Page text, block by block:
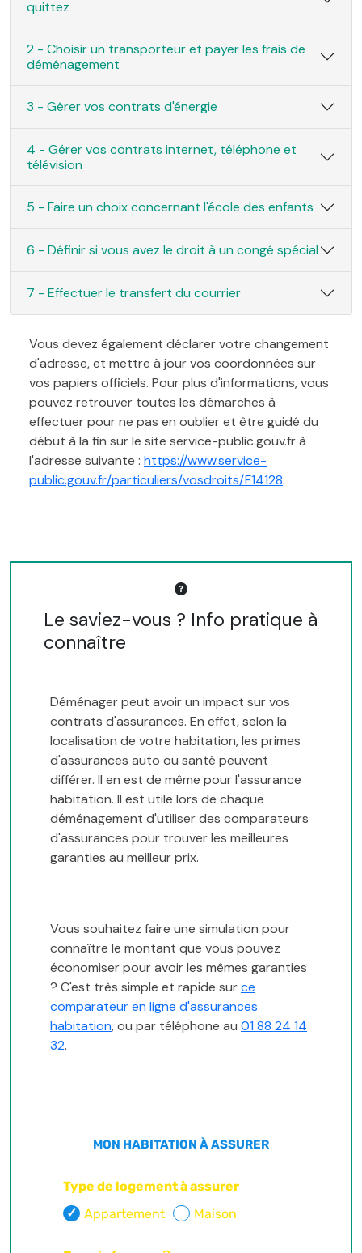
quittez
2 - Choisir un transporteur et payer les frais de
déménagement
3 - Gérer vos contrats d'énergie
4 - Gérer vos contrats internet, téléphone et
télévision
5 - Faire un choix concernant l'école des enfants
6 - Définir si vous avez le droit à un congé spécial
7 - Effectuer le transfert du courrier
Vous devez également déclarer votre changement
d'adresse, et mettre à jour vos coordonnées sur
vos papiers officiels. Pour plus d'informations, vous
pouvez retrouver toutes les démarches à
effectuer pour ne pas en oublier et être guidé du
début à la fin sur le site service-public.gouv.fr à
l'adresse suivante : https://www.service-
public.gouv.fr/particuliers/vosdroits/F14128.
Le saviez-vous ? Info pratique à
connaître
Déménager peut avoir un impact sur vos
contrats d'assurances. En effet, selon la
localisation de votre habitation, les primes
d'assurances auto ou santé peuvent
différer. Il en est de même pour l'assurance
habitation. Il est utile lors de chaque
déménagement d'utiliser des comparateurs
d'assurances pour trouver les meilleures
garanties au meilleur prix.
Vous souhaitez faire une simulation pour
connaître le montant que vous pouvez
économiser pour avoir les mêmes garanties
? C'est très simple et rapide surce
comparateur en ligne d'assurances
habitation, ou par téléphone au 01 88 24 14
32.